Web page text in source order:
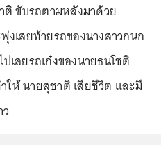
ติ ขับรถตามหลังมาด้วย
งเสยท้ายรถของนางสาวกนก
สยรถเก๋งของนายธนโชติ
ห้ นายสุชาติ เสียชีวิต และมี